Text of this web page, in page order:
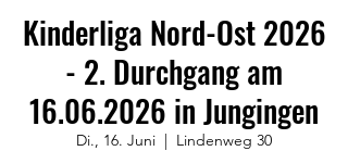
Kinderliga Nord-Ost 2026
- 2. Durchgang am
16.06.2026 in Jungingen
Di., 16. Juni
  |
Lindenweg 30